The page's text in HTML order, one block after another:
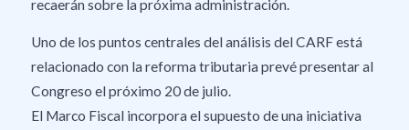
recaerán sobre la próxima administración.
Uno de los puntos centrales del análisis del CARF está
relacionado con la reforma tributaria prevé presentar al
Congreso el próximo 20 de julio.
El Marco Fiscal incorpora el supuesto de una iniciativa